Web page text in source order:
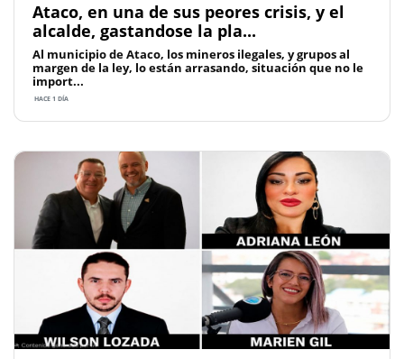
Ataco, en una de sus peores crisis, y el
alcalde, gastandose la pla...
Al municipio de Ataco, los mineros ilegales, y grupos al
margen de la ley, lo están arrasando, situación que no le
import...
HACE 1 DÍA